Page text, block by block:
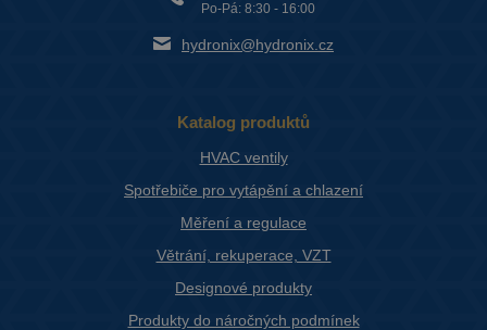
Po-Pá: 8:30 - 16:00
hydronix@hydronix.cz
Katalog produktů
HVAC ventily
Spotřebiče pro vytápění a chlazení
Měření a regulace
Větrání, rekuperace, VZT
Designové produkty
Produkty do náročných podmínek